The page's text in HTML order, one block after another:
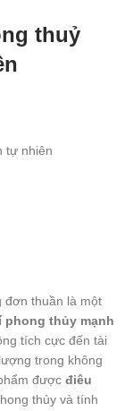
thuỷ
tự nhiên
đơn thuần là một
phong thủy mạnh
tích cực đến tài
trong không
được điêu
thủy và tính